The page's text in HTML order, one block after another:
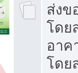
ส่งข
โดย
อาค
โดย